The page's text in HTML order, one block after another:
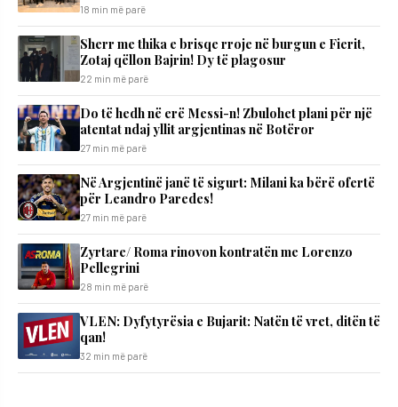
18 min më parë
Sherr me thika e brisqe rroje në burgun e Fierit,
Zotaj qëllon Bajrin! Dy të plagosur
22 min më parë
Do të hedh në erë Messi-n! Zbulohet plani për një
atentat ndaj yllit argjentinas në Botëror
27 min më parë
Në Argjentinë janë të sigurt: Milani ka bërë ofertë
për Leandro Paredes!
27 min më parë
Zyrtare/ Roma rinovon kontratën me Lorenzo
Pellegrini
28 min më parë
VLEN: Dyfytyrësia e Bujarit: Natën të vret, ditën të
qan!
32 min më parë